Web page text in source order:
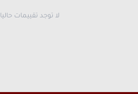
لا توجد تقييمات حاليا